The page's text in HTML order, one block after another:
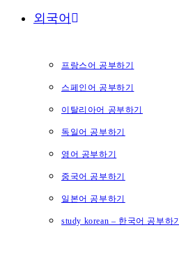
외국어
프랑스어 공부하기
스페인어 공부하기
이탈리아어 공부하기
독일어 공부하기
영어 공부하기
중국어 공부하기
일본어 공부하기
study korean – 한국어 공부하기